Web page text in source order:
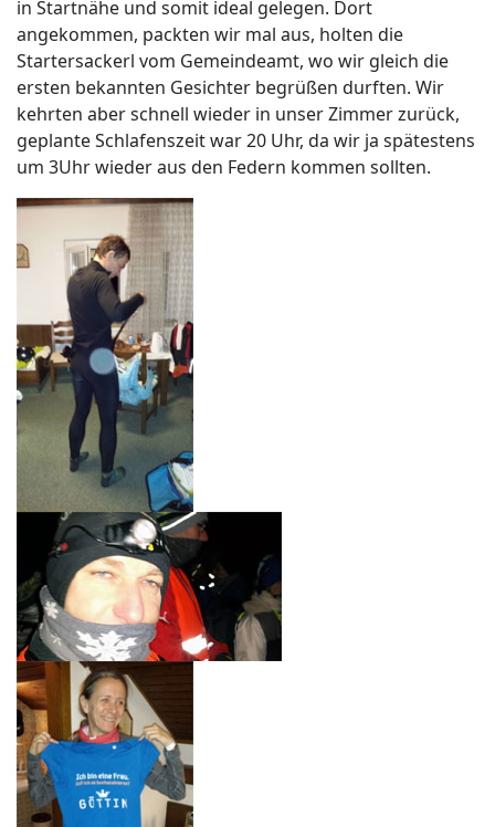
in Startnähe und somit ideal gelegen. Dort
angekommen, packten wir mal aus, holten die
Startersackerl vom Gemeindeamt, wo wir gleich die
ersten bekannten Gesichter begrüßen durften. Wir
kehrten aber schnell wieder in unser Zimmer zurück,
geplante Schlafenszeit war 20 Uhr, da wir ja spätestens
um 3Uhr wieder aus den Federn kommen sollten.